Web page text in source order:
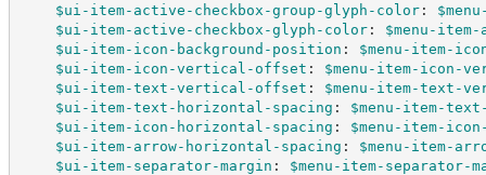
$ui-item-active-checkbox-group-glyph-color:
$ui-item-active-checkbox-glyph-color:
$menu-
$ui-item-icon-background-position :
$menu-item-
$ui-item-icon-vertical-offset :
$menu-item-icon-
$ui-item-text-vertical-offset :
$menu-item-text-
$ui-item-text-horizontal-spacing :
$menu-item-
$ui-item-icon-horizontal-spacing :
$menu-item-
$ui-item-arrow-horizontal-spacing :
$menu-item-
$ui-item-separator-margin :
$menu-item-separator-